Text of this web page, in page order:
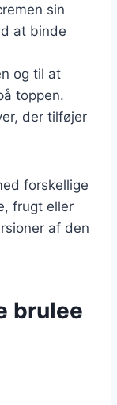
sin
at binde
og til at
toppen.
der tilføjer
forskellige
frugt eller
af den
brulee